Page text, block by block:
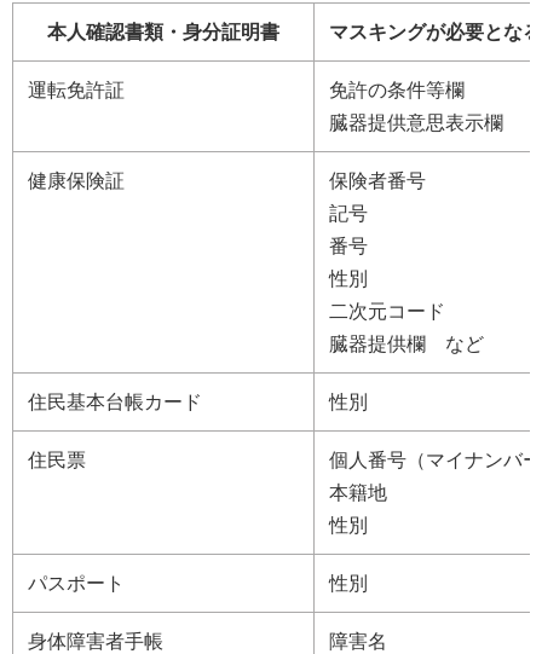
本人確認書類・身分証明書 マスキングが必要とな
運転免許証
免許の条件等欄
臓器提供意思表示欄
健康保険証
保険者番号
記号
番号
性別
二次元コード
臓器提供欄 など
住民基本台帳カード 性別
住民票
個人番号（マイナンバ
本籍地
性別
パスポート 性別
身体障害者手帳
障害名